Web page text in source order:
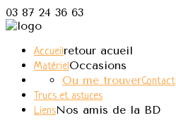
03 87 24 36 63
Accueilretour acueil
MatérielOccasions
Contact
Ou me trouver
Trucs et astuces
LiensNos amis de la BD